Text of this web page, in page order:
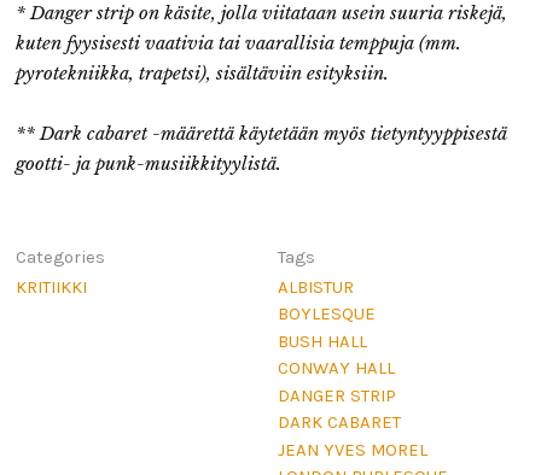
* Danger strip on käsite, jolla viitataan usein suuria riskejä,
kuten fyysisesti vaativia tai vaarallisia temppuja (mm.
pyrotekniikka, trapetsi), sisältäviin esityksiin.
** Dark cabaret -määrettä käytetään myös tietyntyyppisestä
gootti- ja punk-musiikkityylistä.
Categories
KRITIIKKI
Tags
ALBISTUR
BOYLESQUE
BUSH HALL
CONWAY HALL
DANGER STRIP
DARK CABARET
JEAN YVES MOREL